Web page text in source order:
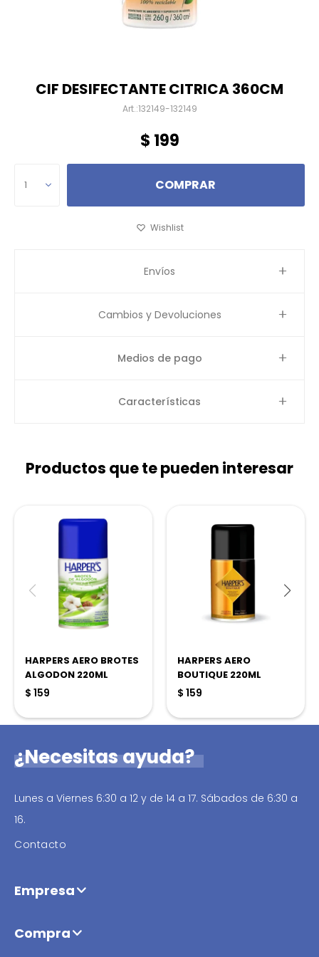
CIF DESIFECTANTE CITRICA 360CM
132149-132149
$ 199
1 COMPRAR
Envíos
Cambios y Devoluciones
Medios de pago
Características
Productos que te pueden interesar
HARPERS AERO BROTES
ALGODON 220ML
$ 159
HARPERS AERO
BOUTIQUE 220ML
$ 159
¿Necesitas ayuda?
Lunes a Viernes 6:30 a 12 y de 14 a 17. Sábados de 6:30 a
16.
Contacto
Empresa
Compra